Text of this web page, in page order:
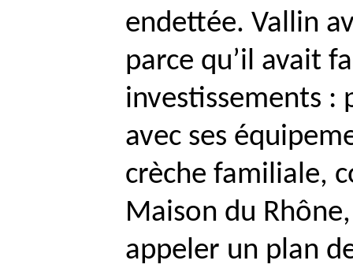
endettée. Vallin
parce qu’il avait
investissements :
avec ses
crèche familiale,
Maison du
appeler un plan